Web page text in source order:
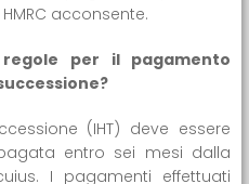
acconsente.
per il pagamento
(IHT) deve essere
entro sei mesi dalla
I pagamenti effettuati